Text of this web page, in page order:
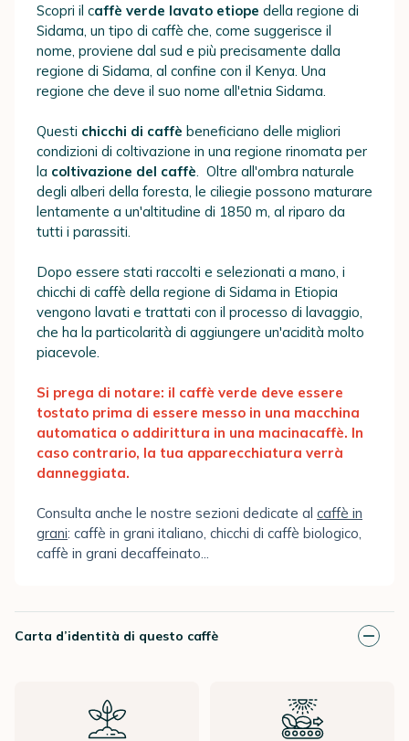
Scopri il caffè verde lavato etiope della regione di
Sidama, un tipo di caffè che, come suggerisce il
nome, proviene dal sud e più precisamente dalla
regione di Sidama, al confine con il Kenya. Una
regione che deve il suo nome all'etnia Sidama.
Questi chicchi di caffè beneficiano delle migliori
condizioni di coltivazione in una regione rinomata per
la coltivazione del caffè. Oltre all'ombra naturale
degli alberi della foresta, le ciliegie possono maturare
lentamente a un'altitudine di 1850 m, al riparo da
tutti i parassiti.
Dopo essere stati raccolti e selezionati a mano, i
chicchi di caffè della regione di Sidama in Etiopia
vengono lavati e trattati con il processo di lavaggio,
che ha la particolarità di aggiungere un'acidità molto
piacevole.
Si prega di notare: il caffè verde deve essere
tostato prima di essere messo in una macchina
automatica o addirittura in una macinacaffè. In
caso contrario, la tua apparecchiatura verrà
danneggiata.
Consulta anche le nostre sezioni dedicate al caffè in
grani: caffè in grani italiano, chicchi di caffè biologico,
caffè in grani decaffeinato...
Carta d’identità di questo caffè